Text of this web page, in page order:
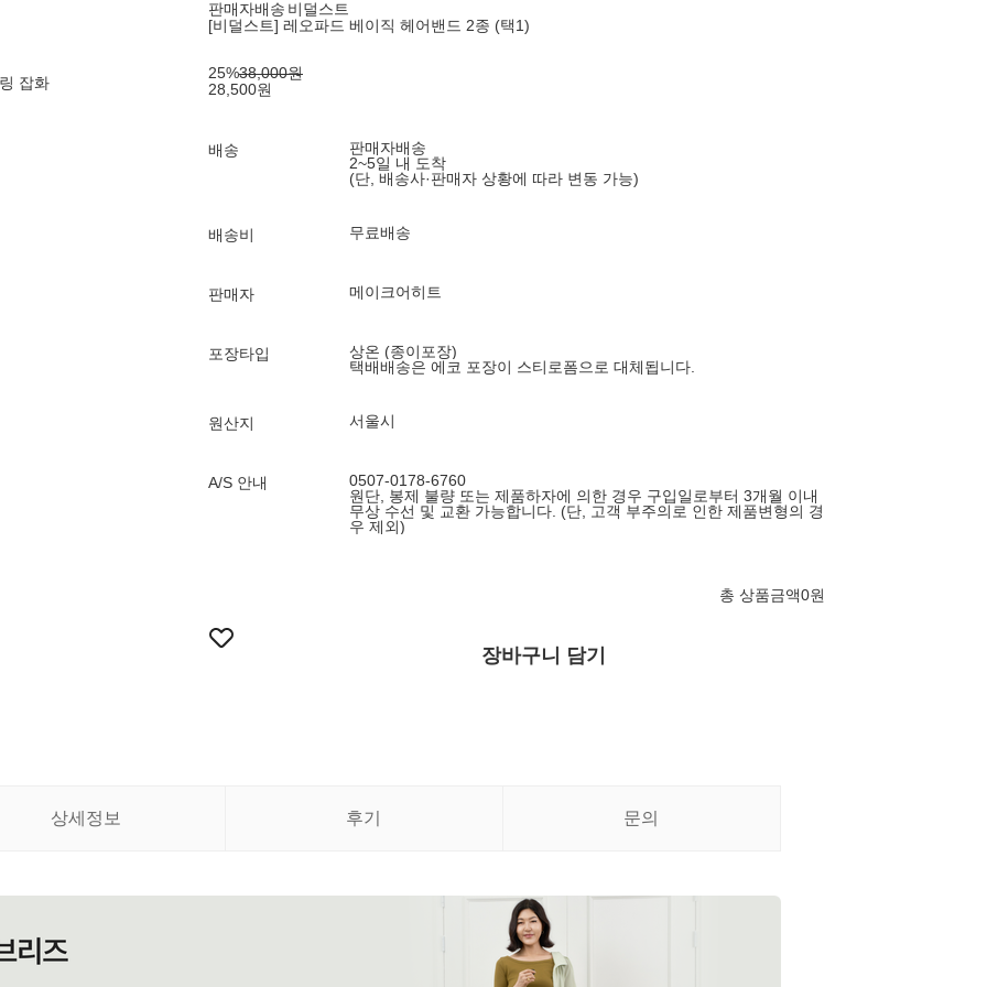
잡화
판매자배송 비덜스트
[비덜스트] 레오파드 베이직 헤어밴드 2종 (택1)
25%38,000원
28,500원
배송
판매자배송
2~5일 내 도착
(단, 배송사·판매자 상황에 따라 변동 가능)
배송비 무료배송
판매자 메이크어히트
포장타입
상온 (종이포장)
택배배송은 에코 포장이 스티로폼으로 대체됩니다.
원산지 서울시
A/S 안내
0507-0178-6760
원단, 봉제 불량 또는 제품하자에 의한 경우 구입일로부터 3개월 이내
무상 수선 및 교환 가능합니다. (단, 고객 부주의로 인한 제품변형의 경
우 제외)
총 상품금액0원
장바구니 담기
상세정보 후기 문의